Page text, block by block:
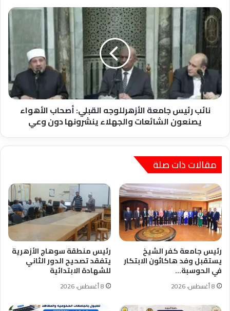
نائب
رئيس
جامعة
الأزهرللوجه
القبلي:
أصحاب
الأهواء
يصنعون
الشائعات
والجهلاء
ينشرونها
وعي
نائب رئيس جامعة الأزهرللوجه القبلي: أصحاب الأهواء
يصنعون الشائعات والجهلاء ينشرونها دون وعي
مقالات ذات صلة
رئيس جامعة كفر الشيخ
يستقبل وفد هاكاثون الابتكار
في الحوسبة…
8 أغسطس، 2026
رئيس منطقة سوهاج الأزهرية
يتفقد تصحيح الدور الثاني
للشهادة الابتدائية
8 أغسطس، 2026